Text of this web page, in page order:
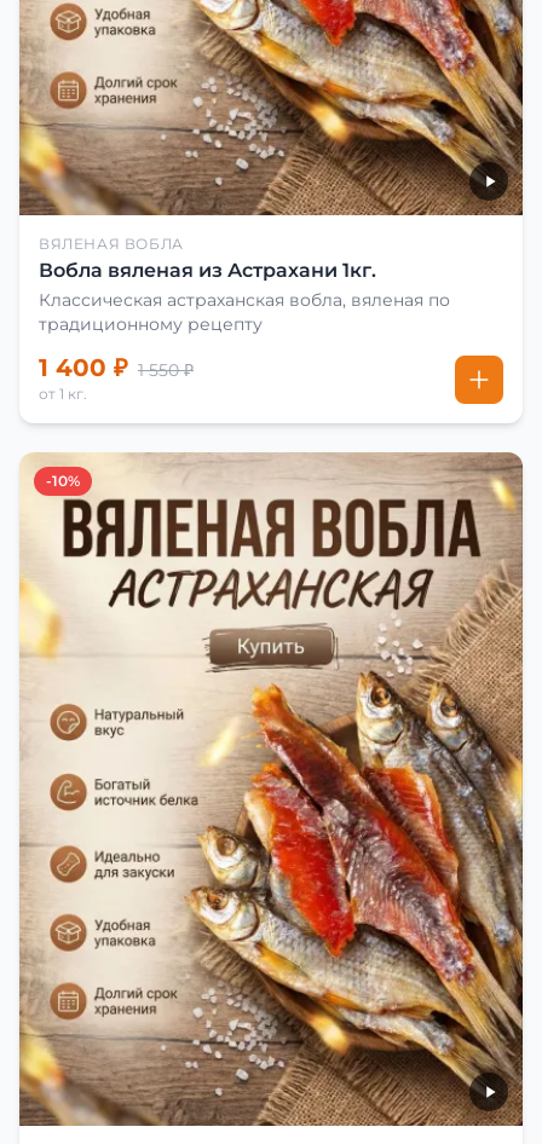
ВЯЛЕНАЯ ВОБЛА
Вобла вяленая из Астрахани 1кг.
Классическая астраханская вобла, вяленая по
традиционному рецепту
1 400 ₽ 1 550 ₽
от 1 кг.
-10%